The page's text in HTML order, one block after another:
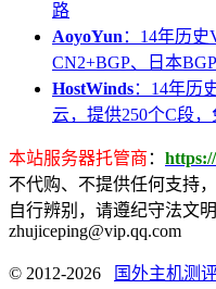
路
AoyoYun ：14年历史
CN2+BGP、日本
HostWinds：14年历
云，提供250个C段
本站服务器托管商 ：
不代购、不提供任何支持
自行辨别，请遵纪守法文
zhujiceping@vip.qq.com
© 2012-2026 国外主机测